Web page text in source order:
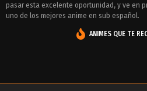
pasar esta excelente oportunidad, y ve en
uno de los mejores anime en sub español.
ANIMES QUE TE